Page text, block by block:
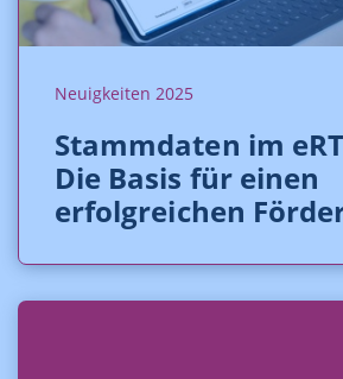
Neuigkeiten 2025
Stammdaten im
Die Basis für einen
erfolgreichen